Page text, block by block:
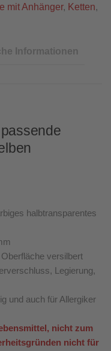
mit Anhänger, Ketten,
Informationen
halbtransparentes
versilbert
Legierung,
und auch für Allergiker
nicht zum
nicht für